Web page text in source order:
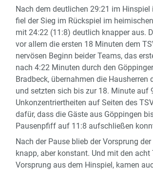
Nach dem deutlichen 29:21 im Hinspiel
fiel der Sieg im Rückspiel im
mit 24:22 (11:8) deutlich knapper aus.
vor allem die ersten 18 Minuten dem
nervösen Beginn beider Teams, das
nach 4:22 Minuten durch den
Bradbeck, übernahmen die Hausherren
und setzten sich bis zur 18. Minute auf
Unkonzentriertheiten auf Seiten des
dafür, dass die Gäste aus Göppingen
Pausenpfiff auf 11:8 aufschließen
Nach der Pause blieb der Vorsprung
knapp, aber konstant. Und mit den acht
Vorsprung aus dem Hinspiel, kamen